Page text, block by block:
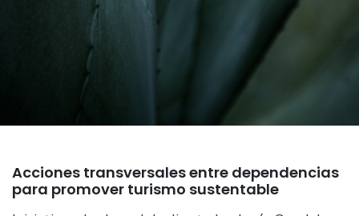
Acciones transversales entre dependencias
para promover turismo sustentable